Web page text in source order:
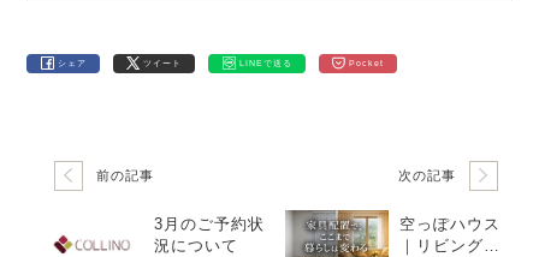
シェア ツイート LINEで送る Pocket
前の記事
3月のご予約状
況について
次の記事
空っぽハウス
｜リビングが